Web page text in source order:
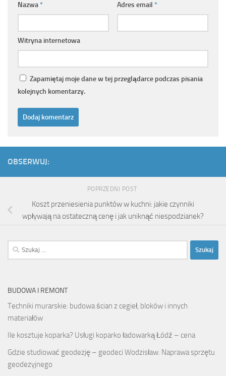
Nazwa* Adres email *
Witryna internetowa
Zapamiętaj moje dane w tej przeglądarce podczas pisania
kolejnych komentarzy.
OBSERWUJ:
POPRZEDNI POST
Koszt przeniesienia punktów w kuchni: jakie czynniki
wpływają na ostateczną cenę i jak uniknąć niespodzianek?
Szukaj:
BUDOWA I REMONT
Techniki murarskie: budowa ścian z cegieł, bloków i innych
materiałów
Ile kosztuje koparka? Usługi koparko ładowarką Łódź – cena
Gdzie studiować geodezję – geodeci Wodzisław. Naprawa sprzętu
geodezyjnego